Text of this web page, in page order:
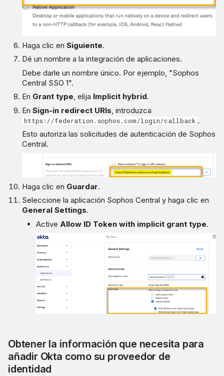
Haga clic enSiguiente.
Dé un nombre a la integración de aplicaciones.
Debe darle un nombre único. Por ejemplo, "Sophos
Central SSO 1".
En Grant type, elija Implicit hybrid.
EnSign-in redirect URIs , introduzca
https://federation.sophos.com/login/callback .
Esto autoriza las solicitudes de autenticación de Sophos
Central.
Haga clic en Guardar.
Seleccione la aplicación Sophos Central y haga clic en
General Settings.
Active Allow ID Token with implicit grant type.
Obtener la información que necesita para
añadir Okta como su proveedor de
identidad